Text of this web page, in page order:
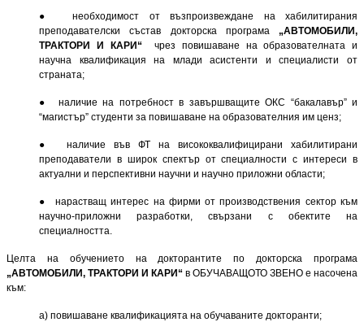
● необходимост от възпроизвеждане на хабилитирания
преподавателски състав докторска програма „АВТОМОБИЛИ,
ТРАКТОРИ И КАРИ“
чрез повишаване на образователната и
научна квалификация на млади асистенти и специалисти от
страната;
● наличие на потребност в завършващите ОКС “бакалавър” и
“магистър” студенти за повишаване на образователния им ценз;
● наличие във ФТ на висококвалифицирани хабилитирани
преподаватели в широк спектър от специалности с интереси в
актуални и перспективни научни и научно приложни области;
● нарастващ интерес на фирми от производствения сектор към
научно-приложни разработки, свър­зани с обектите на
специалността.
Целта на обучението на докторантите по докторска програма
„АВТОМОБИЛИ, ТРАКТОРИ И КАРИ“ в ОБУЧАВАЩОТО ЗВЕНО е насочена
към:
а) повишаване квалификацията на обучаваните докторанти;